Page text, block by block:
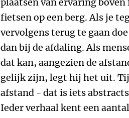
fietsen op een berg. Als je
vervolgens terug te gaan
dan bij de afdaling. Als
dat kan, aangezien de
gelijk zijn, legt hij het uit.
afstand - dat is iets
Ieder verhaal kent een